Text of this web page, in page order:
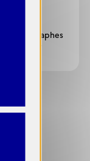
photographes